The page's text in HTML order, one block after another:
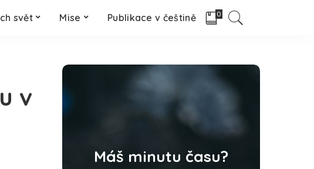
svět Mise Publikace v češtině 0
v
Máš minutu času?